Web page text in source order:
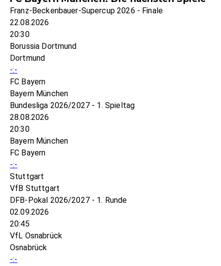
Franz-Beckenbauer-Supercup 2026 - Finale
22.08.2026
20:30
Borussia Dortmund
Dortmund
-:-
FC Bayern
Bayern München
Bundesliga 2026/2027 - 1. Spieltag
28.08.2026
20:30
Bayern München
FC Bayern
-:-
Stuttgart
VfB Stuttgart
DFB-Pokal 2026/2027 - 1. Runde
02.09.2026
20:45
VfL Osnabrück
Osnabrück
-:-